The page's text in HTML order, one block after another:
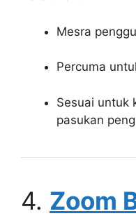
Mesra
Percuma
Sesuai untuk
pasukan
4. Zoom